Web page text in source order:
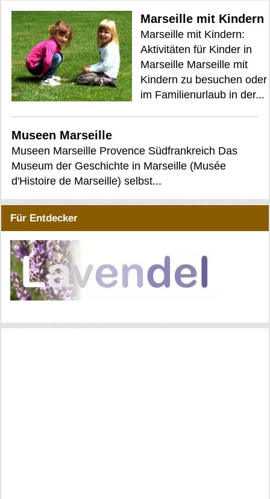
Marseille mit Kindern
Marseille mit Kindern:
Aktivitäten für Kinder in
Marseille Marseille mit
Kindern zu besuchen oder
im Familienurlaub in der...
Museen Marseille
Museen Marseille Provence Südfrankreich Das
Museum der Geschichte in Marseille (Musée
d'Histoire de Marseille) selbst...
Für Entdecker